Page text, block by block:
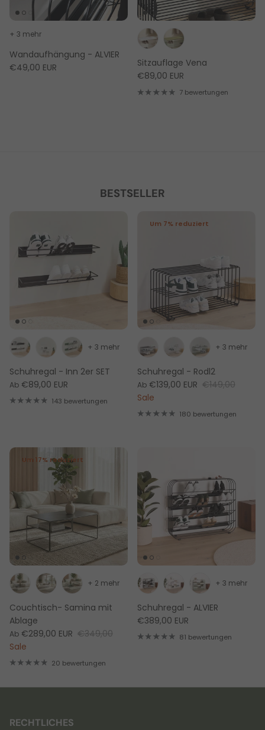
Wandaufhängung - ALVIER
€49,00 EUR
+ 3 mehr
Sitzauflage Vena
€89,00 EUR
7 bewertungen
BESTSELLER
Schuhregal - Inn 2er SET
Ab €89,00 EUR
+ 3 mehr
143 bewertungen
Um 7% reduziert
Schuhregal - Rodl2
Ab €139,00 EUR €149,00
Sale
+ 3 mehr
180 bewertungen
Um 17% reduziert
Couchtisch- Samina mit
Ablage
Ab €289,00 EUR €349,00
Sale
+ 2 mehr
20 bewertungen
Schuhregal - ALVIER
€389,00 EUR
+ 3 mehr
81 bewertungen
RECHTLICHES